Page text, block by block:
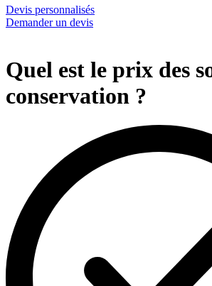
Devis personnalisés
Demander un devis
Quel est le prix des
conservation ?